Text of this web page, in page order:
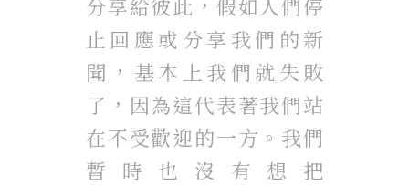
分享給彼此，假如人們停
止回應或分享我們的新
聞，基本上我們就失敗
了，因為這代表著我們站
在不受歡迎的一方。我們
暫時也沒有想把